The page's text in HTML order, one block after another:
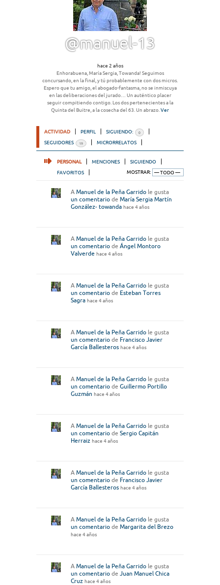
@manuel-13
hace 2 años
Enhorabuena, María Sergia, Towanda! Seguimos
concursando, en la final, y tú probablemente con dos micros.
Espero que tu amigo, el abogado-fantasma, no se inmiscuya
en las deliberaciones del jurado… Un auténtico placer
seguir compitiendo contigo. Los dos pertenecientes a la
Quinta del Buitre, a la cosecha del 63. Un abrazo. Ver
ACTIVIDAD PERFIL SIGUIENDO: 0
SEGUIDORES 19 MICRORRELATOS
PERSONAL MENCIONES
SIGUIENDO
FAVORITOS
MOSTRAR:
A Manuel de la Peña Garrido le gusta
un comentario de María Sergia Martín
González- towanda hace 4 años
A Manuel de la Peña Garrido le gusta
un comentario de Ángel Montoro
Valverde hace 4 años
A Manuel de la Peña Garrido le gusta
un comentario de Esteban Torres
Sagra hace 4 años
A Manuel de la Peña Garrido le gusta
un comentario de Francisco Javier
García Ballesteros hace 4 años
A Manuel de la Peña Garrido le gusta
un comentario de Guillermo Portillo
Guzmán hace 4 años
A Manuel de la Peña Garrido le gusta
un comentario de Sergio Capitán
Herraiz hace 4 años
A Manuel de la Peña Garrido le gusta
un comentario de Francisco Javier
García Ballesteros hace 4 años
A Manuel de la Peña Garrido le gusta
un comentario de Margarita del Brezo
hace 4 años
A Manuel de la Peña Garrido le gusta
un comentario de Juan Manuel Chica
Cruz hace 4 años